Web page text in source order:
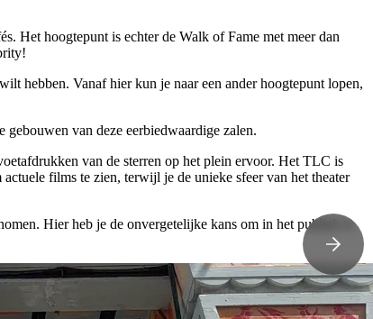
Het hoogtepunt is echter de Walk of Fame met meer dan
hebben. Vanaf hier kun je naar een ander hoogtepunt lopen,
van deze eerbiedwaardige zalen.
van de sterren op het plein ervoor. Het TLC is
films te zien, terwijl je de unieke sfeer van het theater
Hier heb je de onvergetelijke kans om in het publiek te